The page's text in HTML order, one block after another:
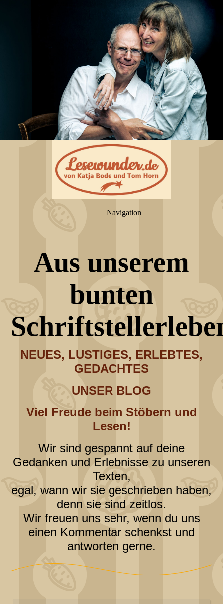
Navigation
Aus unserem
bunten
NEUES, LUSTIGES, ERLEBTES,
GEDACHTES
UNSER BLOG
Viel Freude beim Stöbern und
Lesen!
Wir sind gespannt auf deine
Gedanken und Erlebnisse zu unseren
Texten,
egal, wann wir sie geschrieben haben,
denn sie sind zeitlos.
Wir freuen uns sehr, wenn du uns
einen Kommentar schenkst und
antworten gerne.